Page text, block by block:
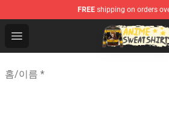
FREE shipping on orders
Open menu
Anime Sweatshirts Store - The
홈/이름 *